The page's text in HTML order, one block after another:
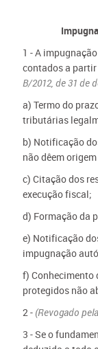
1 - A
contados a
B/2012, de 31 de
a) Termo do
tributárias
b) Notificação
não dêem
c) Citação dos
execução fiscal;
d) Formação da
e) Notificação
impugnação
f) Conhecimento
protegidos não
2 - (Revogado
3 - Se o